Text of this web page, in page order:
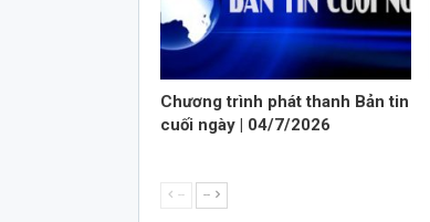
Chương trình phát thanh Bản tin
cuối ngày | 04/7/2026
-- --